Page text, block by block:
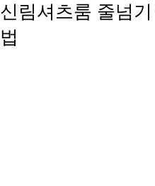
신림셔츠룸 줄넘
법